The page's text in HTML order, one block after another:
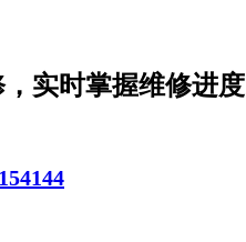
实时掌握维修进度